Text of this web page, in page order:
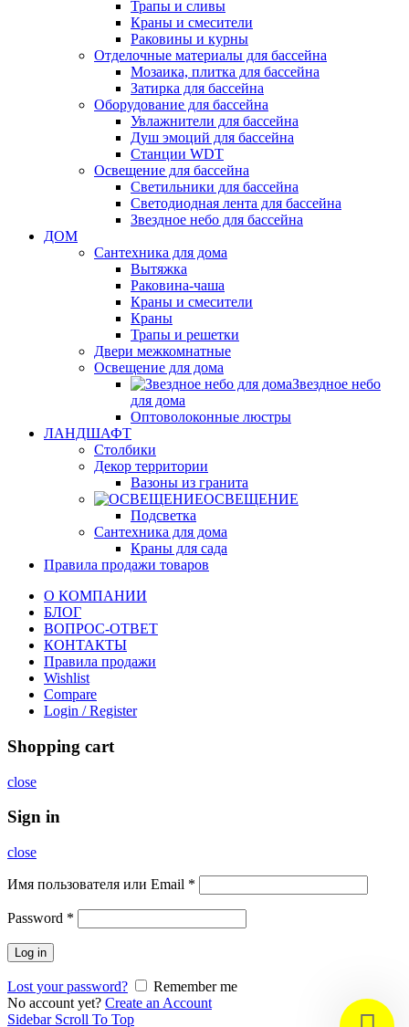
Трапы и сливы
Краны и смесители
Раковины и курны
Отделочные материалы для бассейна
Мозаика, плитка для бассейна
Затирка для бассейна
Оборудование для бассейна
Увлажнители для бассейна
Душ эмоций для бассейна
Станции WDT
Освещение для бассейна
Светильники для бассейна
Светодиодная лента для бассейна
Звездное небо для бассейна
ДОМ
Сантехника для дома
Вытяжка
Раковина-чаша
Краны и смесители
Краны
Трапы и решетки
Двери межкомнатные
Освещение для дома
Звездное небо
для дома
Оптоволоконные люстры
ЛАНДШАФТ
Столбики
Декор территории
Вазоны из гранита
ОСВЕЩЕНИЕ
Подсветка
Сантехника для дома
Краны для сада
Правила продажи товаров
О КОМПАНИИ
БЛОГ
ВОПРОС-ОТВЕТ
КОНТАКТЫ
Правила продажи
Wishlist
Compare
Login / Register
Shopping cart
close
Sign in
close
Имя пользователя или Email *
Password *
Log in
Lost your password?
Remember me
No account yet? Create an Account
Sidebar Scroll To Top